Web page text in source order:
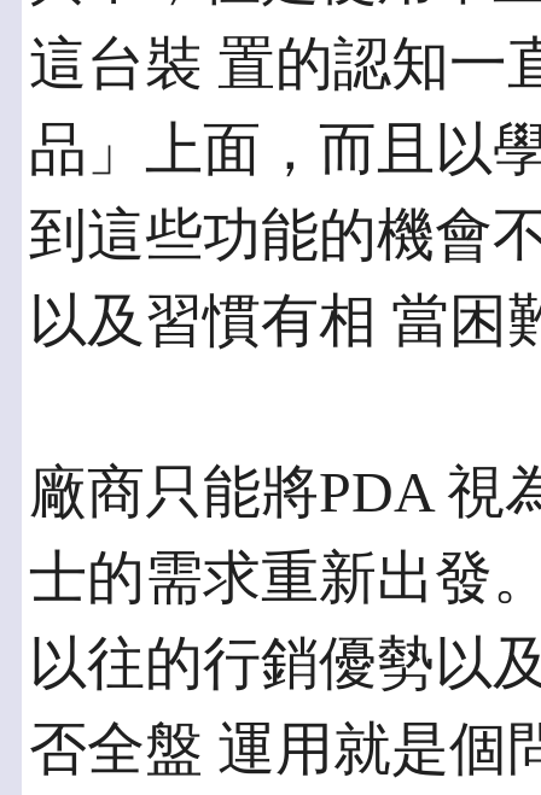
這台裝 置的認知一
品」上面，而且以
到這些功能的機會
以及習慣有相 當困
廠商只能將PDA 視
士的需求重新出發
以往的行銷優勢以
否全盤 運用就是個